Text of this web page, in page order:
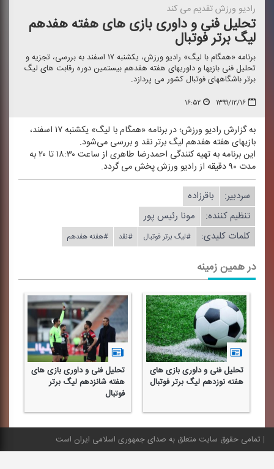
رادیو ورزش تقدیم می كند
تحلیل فنی و داوری بازی های هفته هفدهم
لیگ برتر فوتبال
برنامه «همگام با لیگ» رادیو ورزش، یكشنبه ۱۷ اسفند به بررسی، تجزیه و
تحلیل فنی بازیها و داوریهای هفته هفدهم بیستمین دوره رقابت های لیگ
برتر باشگاههای فوتبال كشور می پردازد.
۱۳۹۹/۱۲/۱۶ ۱۶:۵۲
به گزارش رادیو ورزش؛ در برنامه «همگام با لیگ» یكشنبه ۱۷ اسفند،
بازیهای هفته هفدهم لیگ برتر نقد و بررسی می‌شود.
این برنامه به تهیه ‌كنندگی احمدرضا طاهری از ساعت ۱۸:۳۰ تا ۲۰ به
مدت ۹۰ دقیقه از رادیو ورزش پخش می گردد.
سردبیر:
باقرزاده
تنظیم كننده:
مونا رئیس پور
کلمات کلیدی:
#لیگ برتر فوتبال #نقد #هفته هفدهم
در همین زمینه
تحلیل فنی و داوری بازی های
هفته نوزدهم لیگ برتر فوتبال
تحلیل فنی و داوری بازی های
هفته شانزدهم لیگ برتر
فوتبال
تمامی حقوق سایت متعلق به صدای جمهوری اسلامی ایران است